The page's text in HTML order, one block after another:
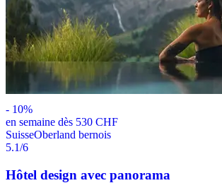
- 10%
en semaine dès 530 CHF
SuisseOberland bernois
5.1/6
Hôtel design avec panorama